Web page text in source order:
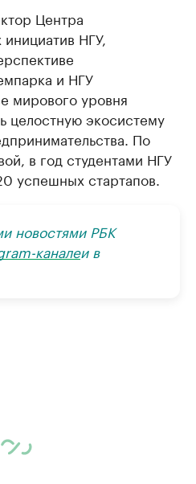
Центра
НГУ,
и НГУ
мирового уровня
целостную экосистему
По
в год студентами НГУ
успешных стартапов.
новостями РБК
каналеи в